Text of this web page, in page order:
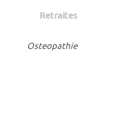
Retraites
Osteopathie